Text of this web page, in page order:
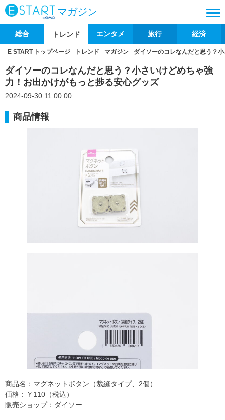
マガジン
総合 トレンド エンタメ 旅行 経済
E START トップページ トレンド マガジン ダイソーのコレなんだと思う？
ダイソーのコレなんだと思う？小さいけどめちゃ強
力！お出かけがもっと捗る安心グッズ
2024-09-30 11:00:00
商品情報
商品名：マグネットボタン（裁縫タイプ、2個）
価格：￥110（税込）
販売ショップ：ダイソー